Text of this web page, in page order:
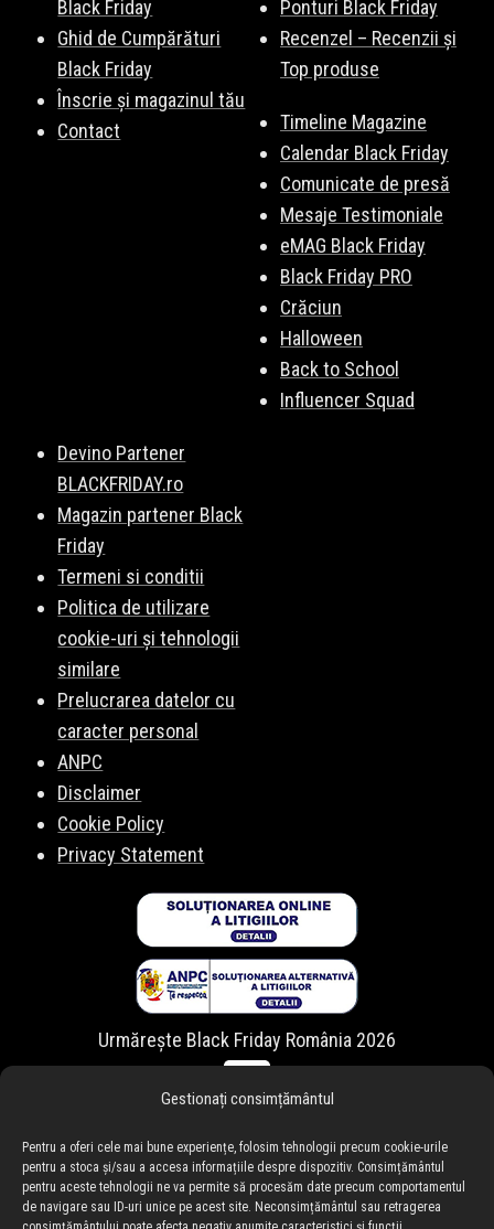
Gestionați consimțământul
Pentru a oferi cele mai bune experiențe, folosim tehnologii precum cookie-urile
pentru a stoca și/sau a accesa informațiile despre dispozitiv. Consimțământul
pentru aceste tehnologii ne va permite să procesăm date precum comportamentul
de navigare sau ID-uri unice pe acest site. Neconsimțământul sau retragerea
Black Friday
Ghid de Cumpărături
Black Friday
Înscrie și magazinul tău
Contact
Ponturi Black Friday
Recenzel – Recenzii și
Top produse
Timeline Magazine
Calendar Black Friday
Comunicate de presă
Mesaje Testimoniale
eMAG Black Friday
Black Friday PRO
Crăciun
Halloween
Back to School
Influencer Squad
Devino Partener
BLACKFRIDAY.ro
Magazin partener Black
Friday
Termeni si conditii
Politica de utilizare
cookie-uri și tehnologii
similare
Prelucrarea datelor cu
caracter personal
ANPC
Disclaimer
Cookie Policy
Privacy Statement
Urmărește Black Friday România 2026